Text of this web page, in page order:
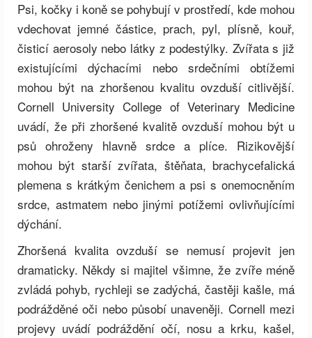
Psi, kočky i koně se pohybují v prostředí, kde mohou
vdechovat jemné částice, prach, pyl, plísně, kouř,
čisticí aerosoly nebo látky z podestýlky. Zvířata s již
existujícími dýchacími nebo srdečními obtížemi
mohou být na zhoršenou kvalitu ovzduší citlivější.
Cornell University College of Veterinary Medicine
uvádí, že při zhoršené kvalitě ovzduší mohou být u
psů ohroženy hlavně srdce a plíce. Rizikovější
mohou být starší zvířata, štěňata, brachycefalická
plemena s krátkým čenichem a psi s onemocněním
srdce, astmatem nebo jinými potížemi ovlivňujícími
dýchání.
Zhoršená kvalita ovzduší se nemusí projevit jen
dramaticky. Někdy si majitel všimne, že zvíře méně
zvládá pohyb, rychleji se zadýchá, častěji kašle, má
podrážděné oči nebo působí unaveněji. Cornell mezi
projevy uvádí podráždění očí, nosu a krku, kašel,